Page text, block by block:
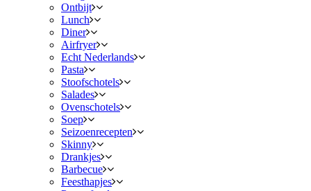
Ontbijt
Lunch
Diner
Airfryer
Echt Nederlands
Pasta
Stoofschotels
Salades
Ovenschotels
Soep
Seizoenrecepten
Skinny
Drankjes
Barbecue
Feesthapjes